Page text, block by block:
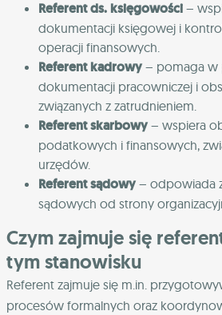
Referent ds. księgowości –
dokumentacji księgowej i
operacji finansowych.
Referent kadrowy – pomaga w
dokumentacji pracowniczej i
związanych z zatrudnieniem.
Referent skarbowy – wspiera
podatkowych i finansowych,
urzędów.
Referent sądowy – odpowiada
sądowych od strony
Czym zajmuje się
tym stanowisku
Referent zajmuje się m.in.
procesów formalnych oraz